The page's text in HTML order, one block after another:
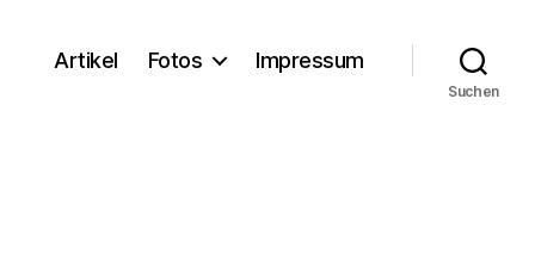
Artikel Fotos Impressum
Suchen